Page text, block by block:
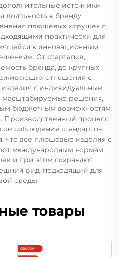
источники
лояльность к бренду.
плюшевых игрушек с
практически для
к инновационным
От стартапов,
бренда, до крупных
отношения с
с индивидуальным
масштабируемые решения,
бюджетным возможностям
Производственный процесс
соблюдение стандартов
что все плюшевые изделия с
международным нормам
и при этом сохраняют
вид, подходящий для
среды.
товары